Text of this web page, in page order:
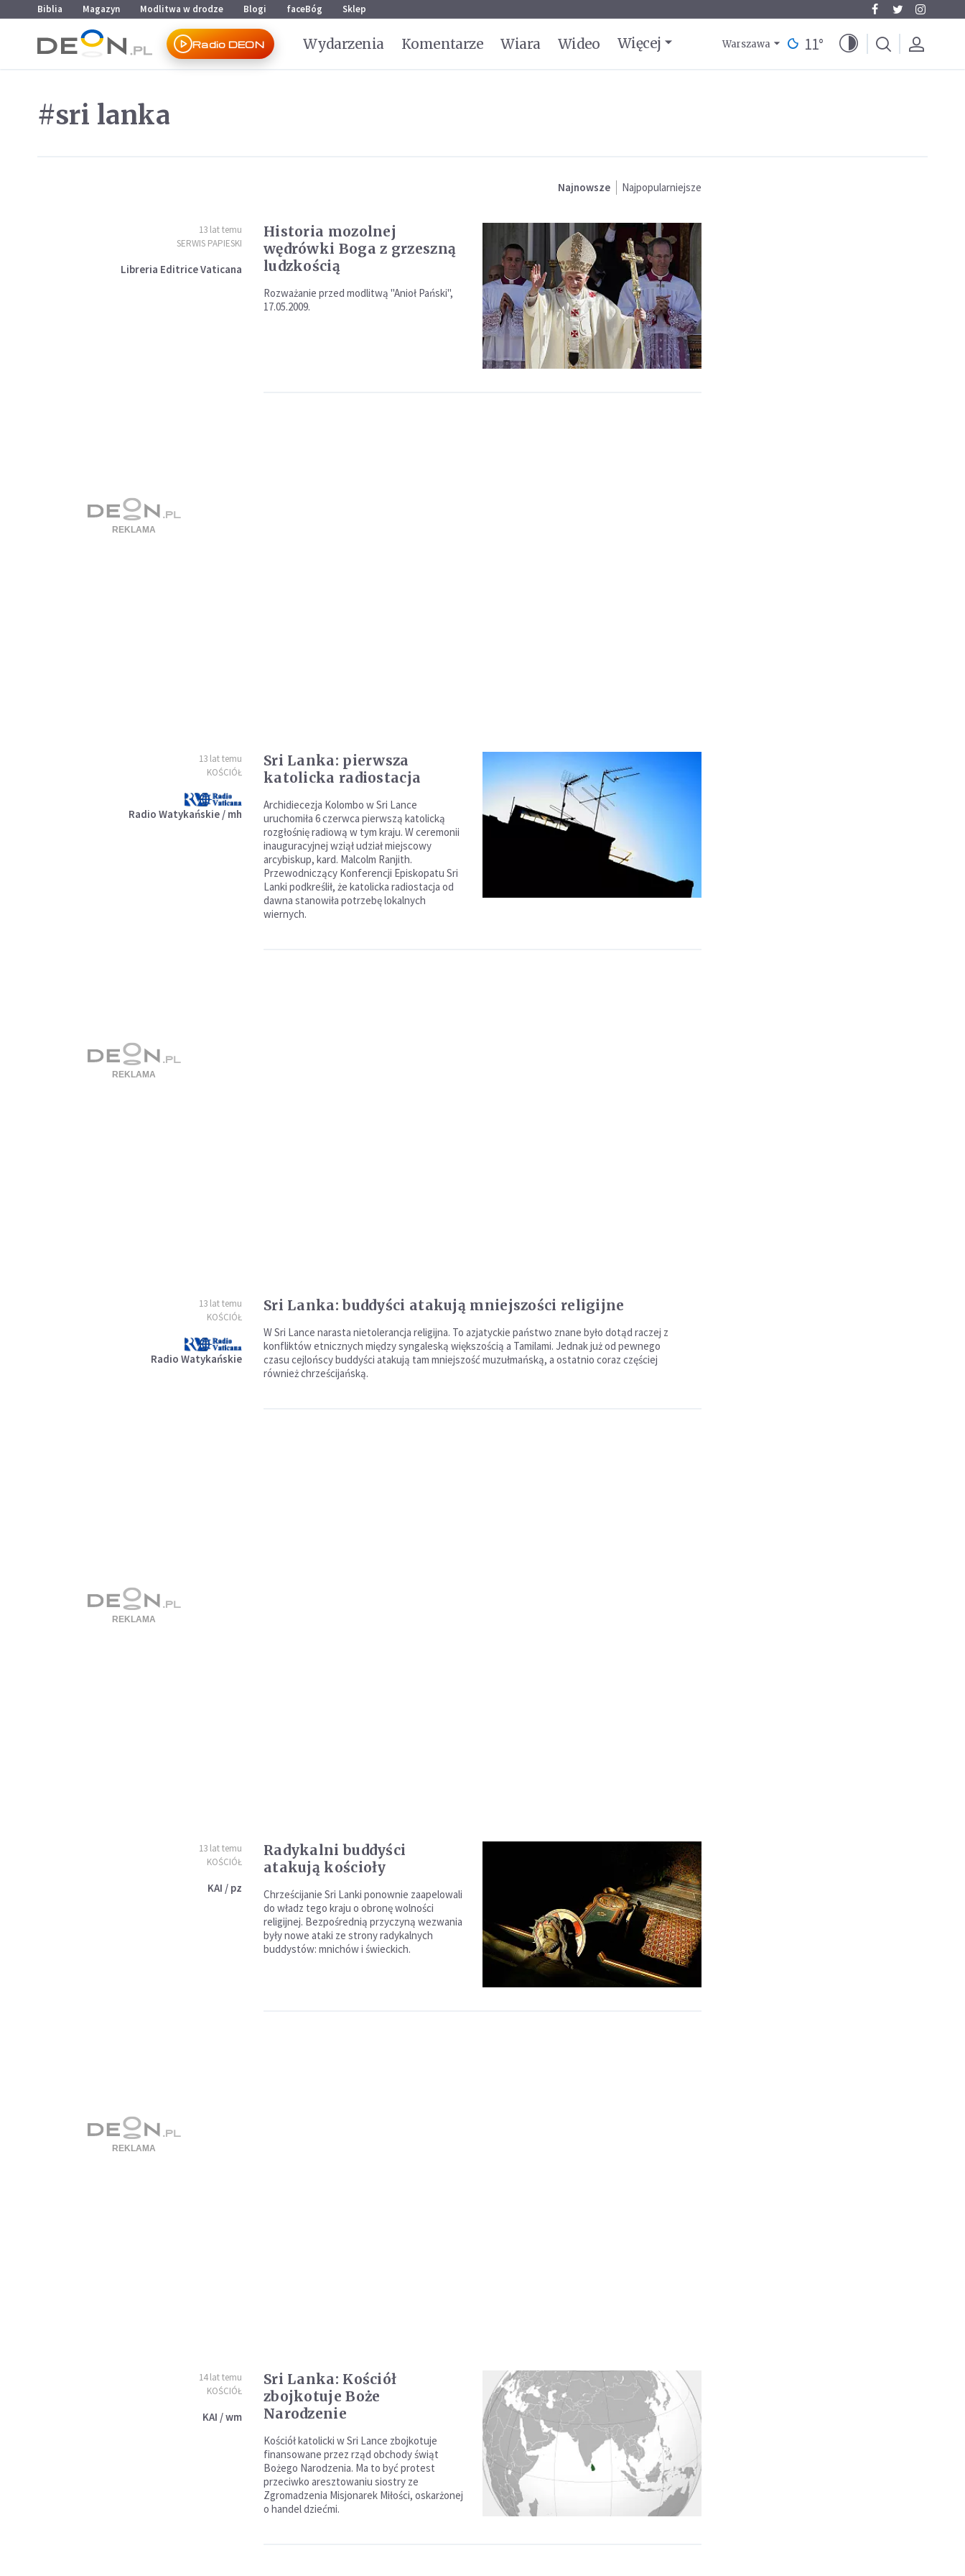
Przejdź do menu głównego
Przejdź do treści
Biblia Magazyn Modlitwa w drodze Blogi faceBóg Sklep
Radio DEON Wydarzenia Komentarze Wiara Wideo Więcej Warszawa 11°
#sri lanka
Najnowsze Najpopularniejsze
13 lat temu
SERWIS PAPIESKI
Libreria Editrice Vaticana
Historia mozolnej
wędrówki Boga z grzeszną
ludzkością
Rozważanie przed modlitwą "Anioł Pański",
17.05.2009.
13 lat temu
KOŚCIÓŁ
Radio Watykańskie / mh
Sri Lanka: pierwsza
katolicka radiostacja
Archidiecezja Kolombo w Sri Lance
uruchomiła 6 czerwca pierwszą katolicką
rozgłośnię radiową w tym kraju. W ceremonii
inauguracyjnej wziął udział miejscowy
arcybiskup, kard. Malcolm Ranjith.
Przewodniczący Konferencji Episkopatu Sri
Lanki podkreślił, że katolicka radiostacja od
dawna stanowiła potrzebę lokalnych
wiernych.
13 lat temu
KOŚCIÓŁ
Radio Watykańskie
Sri Lanka: buddyści atakują mniejszości religijne
W Sri Lance narasta nietolerancja religijna. To azjatyckie państwo znane było dotąd raczej z
konfliktów etnicznych między syngaleską większością a Tamilami. Jednak już od pewnego
czasu cejlońscy buddyści atakują tam mniejszość muzułmańską, a ostatnio coraz częściej
również chrześcijańską.
13 lat temu
KOŚCIÓŁ
KAI / pz
Radykalni buddyści
atakują kościoły
Chrześcijanie Sri Lanki ponownie zaapelowali
do władz tego kraju o obronę wolności
religijnej. Bezpośrednią przyczyną wezwania
były nowe ataki ze strony radykalnych
buddystów: mnichów i świeckich.
14 lat temu
KOŚCIÓŁ
KAI / wm
Sri Lanka: Kościół
zbojkotuje Boże
Narodzenie
Kościół katolicki w Sri Lance zbojkotuje
finansowane przez rząd obchody świąt
Bożego Narodzenia. Ma to być protest
przeciwko aresztowaniu siostry ze
Zgromadzenia Misjonarek Miłości, oskarżonej
o handel dziećmi.